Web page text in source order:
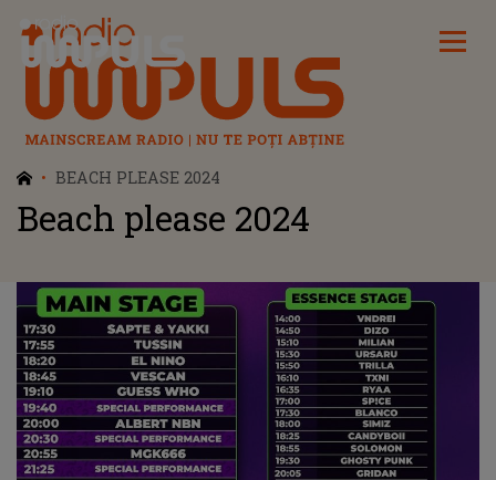
Radio Impuls
BEACH PLEASE 2024
Beach please 2024